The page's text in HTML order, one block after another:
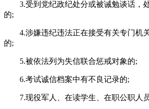
3.受到党纪政纪处分或被诫勉谈话，
的;
4.涉嫌违纪违法正在接受有关专门机
的;
5.被依法列为失信联合惩戒对象的;
6.考试诚信档案中有不良记录的;
7.现役军人、在读学生、在职公职人